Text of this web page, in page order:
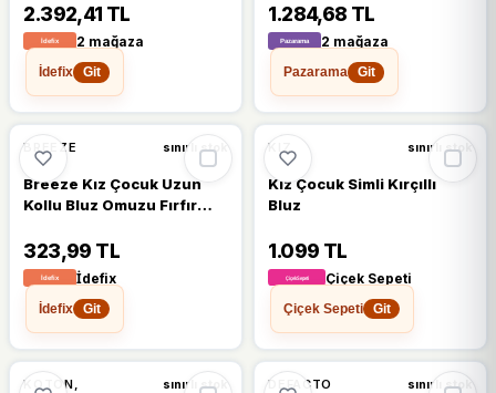
Alt Üst Takım
2.392,41 TL
2 mağaza
İdefix
Git
Alt Üst Takım
1.284,68 TL
2 mağaza
Pazarama
Git
BREEZE sınırlı stok
Breeze Kız Çocuk Uzun
Kollu Bluz Omuzu Fırfır
323,99 TL
İdefix
İdefix
Git
KIZ sınırlı stok
Kız Çocuk Simli Kırçıllı
Bluz
1.099 TL
Çiçek Sepeti
Çiçek Sepeti
Git
KOTON, sınırlı stok DEFACTO sınırlı stok